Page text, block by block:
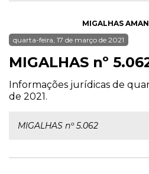
MIGALHAS
quarta-feira, 17 de março de 2021
MIGALHAS nº
Informações jurídicas de
de 2021.
MIGALHAS nº 5.062